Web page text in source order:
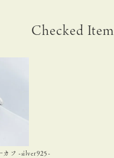
Checked Item
カフ -silver925-